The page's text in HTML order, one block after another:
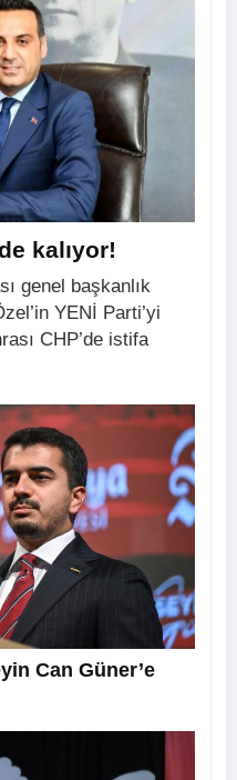
kalıyor!
genel başkanlık
YENİ Parti’yi
CHP’de istifa
Can Güner’e